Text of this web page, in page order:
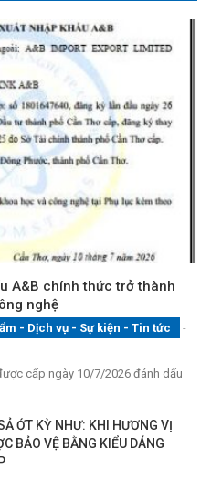
A&B chính thức trở thành
nghệ
- Dịch vụ - Sự kiện - Tin tức
-
cấp ngày 10/7/2026 đánh dấu
ỚT KỲ NHƯ: KHI HƯƠNG VỊ
BẢO VỆ BẰNG KIỂU DÁNG